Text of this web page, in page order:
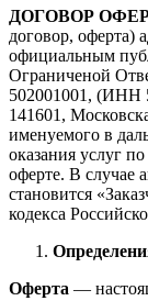
ДОГОВОР
договор, оферта)
официальным
Ограниченой
502001001, (ИНН
141601,
именуемого в
оказания услуг
оферте. В случае
становится
кодекса
Оферта —